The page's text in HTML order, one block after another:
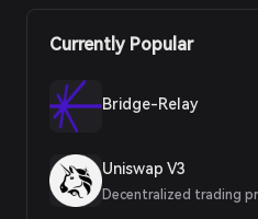
Currently Popular
Bridge-Relay
Uniswap V3
Decentralized trading